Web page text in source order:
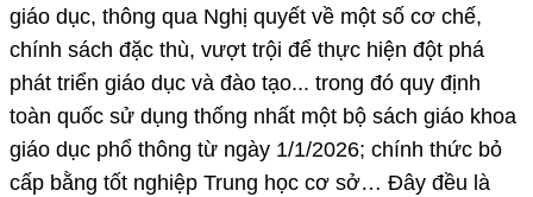
giáo dục, thông qua Nghị quyết về một số cơ chế,
chính sách đặc thù, vượt trội để thực hiện đột phá
phát triển giáo dục và đào tạo... trong đó quy định
toàn quốc sử dụng thống nhất một bộ sách giáo khoa
giáo dục phổ thông từ ngày 1/1/2026; chính thức bỏ
cấp bằng tốt nghiệp Trung học cơ sở… Đây đều là